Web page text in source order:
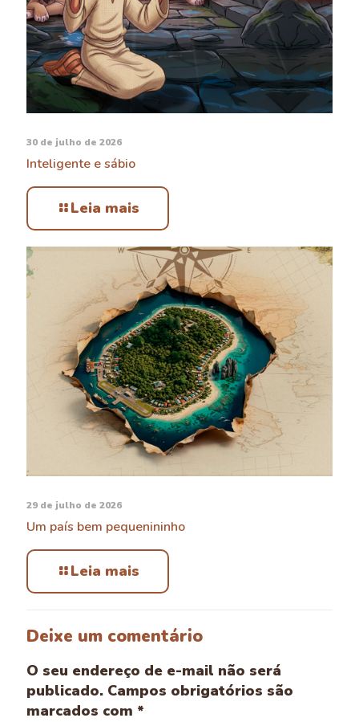
30 de julho de 2026
Inteligente e sábio
Leia mais
29 de julho de 2026
Um país bem pequenininho
Leia mais
Deixe um comentário
O seu endereço de e-mail não será
publicado. Campos obrigatórios são
marcados com *